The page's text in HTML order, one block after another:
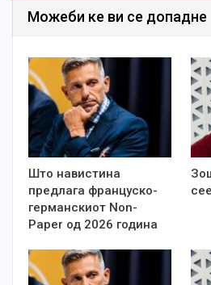
Можеби ке ви се допадне
Што навистина
предлага француско-
германскиот Non-
Paper од 2026 година